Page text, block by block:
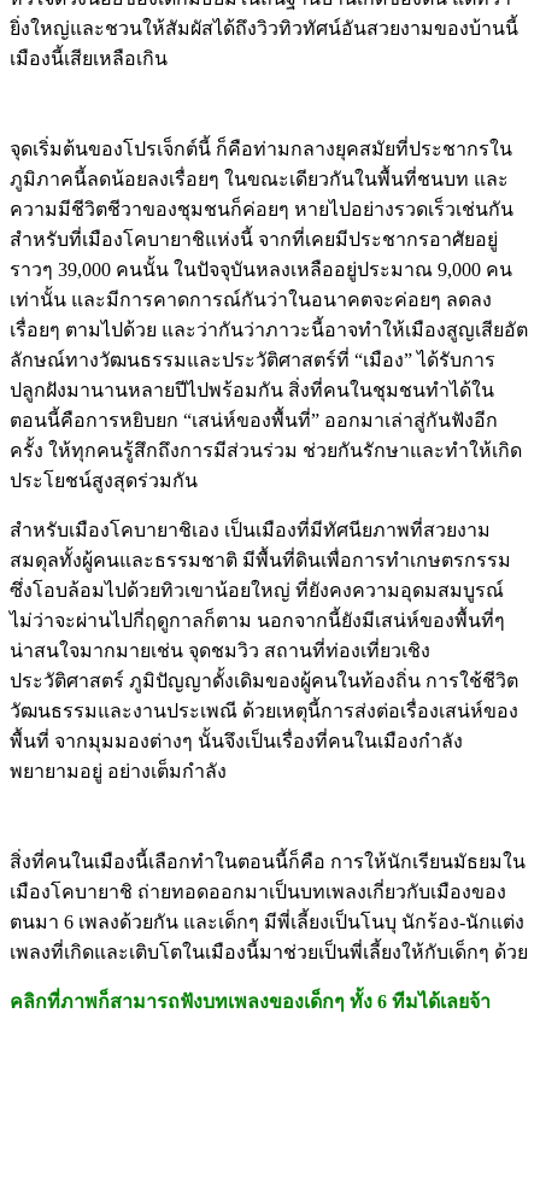
ยิ่งใหญ่และชวนให้สัมผัสได้ถึงวิวทิวทัศน์อันสวยงามของบ้านนี้
เมืองนี้เสียเหลือเกิน
จุดเริ่มต้นของโปรเจ็กต์นี้ ก็คือท่ามกลางยุคสมัยที่ประชากรใน
ภูมิภาคนี้ลดน้อยลงเรื่อยๆ ในขณะเดียวกันในพื้นที่ชนบท และ
ความมีชีวิตชีวาของชุมชนก็ค่อยๆ หายไปอย่างรวดเร็วเช่นกัน
สำหรับที่เมืองโคบายาชิแห่งนี้ จากที่เคยมีประชากรอาศัยอยู่
ราวๆ 39,000 คนนั้น ในปัจจุบันหลงเหลืออยู่ประมาณ 9,000 คน
เท่านั้น และมีการคาดการณ์กันว่าในอนาคตจะค่อยๆ ลดลง
เรื่อยๆ ตามไปด้วย และว่ากันว่าภาวะนี้อาจทำให้เมืองสูญเสียอัต
ลักษณ์ทางวัฒนธรรมและประวัติศาสตร์ที่ “เมือง” ได้รับการ
ปลูกฝังมานานหลายปีไปพร้อมกัน สิ่งที่คนในชุมชนทำได้ใน
ตอนนี้คือการหยิบยก “เสน่ห์ของพื้นที่” ออกมาเล่าสู่กันฟังอีก
ครั้ง ให้ทุกคนรู้สึกถึงการมีส่วนร่วม ช่วยกันรักษาและทำให้เกิด
ประโยชน์สูงสุดร่วมกัน
สำหรับเมืองโคบายาชิเอง เป็นเมืองที่มีทัศนียภาพที่สวยงาม
สมดุลทั้งผู้คนและธรรมชาติ มีพื้นที่ดินเพื่อการทำเกษตรกรรม
ซึ่งโอบล้อมไปด้วยทิวเขาน้อยใหญ่ ที่ยังคงความอุดมสมบูรณ์
ไม่ว่าจะผ่านไปกี่ฤดูกาลก็ตาม นอกจากนี้ยังมีเสน่ห์ของพื้นที่ๆ
น่าสนใจมากมายเช่น จุดชมวิว สถานที่ท่องเที่ยวเชิง
ประวัติศาสตร์ ภูมิปัญญาดั้งเดิมของผู้คนในท้องถิ่น การใช้ชีวิต
วัฒนธรรมและงานประเพณี ด้วยเหตุนี้การส่งต่อเรื่องเสน่ห์ของ
พื้นที่ จากมุมมองต่างๆ นั้นจึงเป็นเรื่องที่คนในเมืองกำลัง
พยายามอยู่ อย่างเต็มกำลัง
สิ่งที่คนในเมืองนี้เลือกทำในตอนนี้ก็คือ การให้นักเรียนมัธยมใน
เมืองโคบายาชิ ถ่ายทอดออกมาเป็นบทเพลงเกี่ยวกับเมืองของ
ตนมา 6 เพลงด้วยกัน และเด็กๆ มีพี่เลี้ยงเป็นโนบุ นักร้อง-นักแต่ง
เพลงที่เกิดและเติบโตในเมืองนี้มาช่วยเป็นพี่เลี้ยงให้กับเด็กๆ ด้วย
คลิกที่ภาพก็สามารถฟังบทเพลงของเด็กๆ ทั้ง 6 ทีมได้เลยจ้า